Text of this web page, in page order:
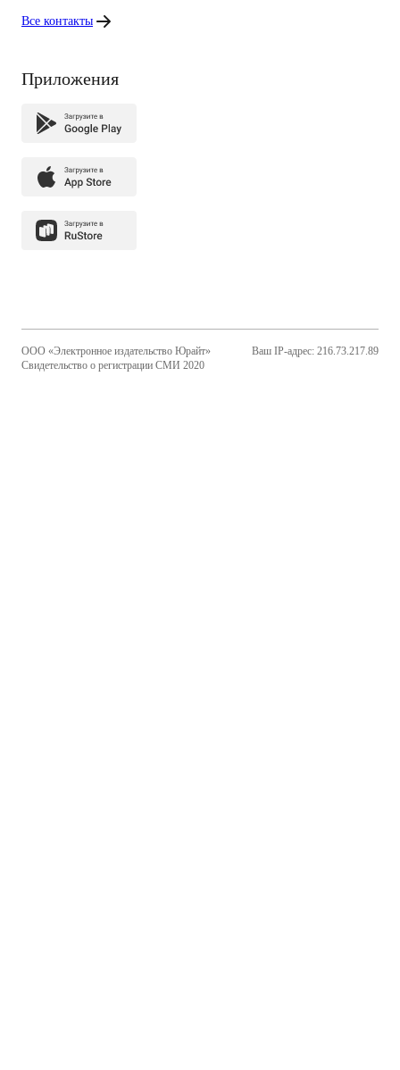
Все контакты
Приложения
ООО «Электронное издательство Юрайт»
Свидетельство о регистрации СМИ 2020
Ваш IP-адрес: 216.73.217.89